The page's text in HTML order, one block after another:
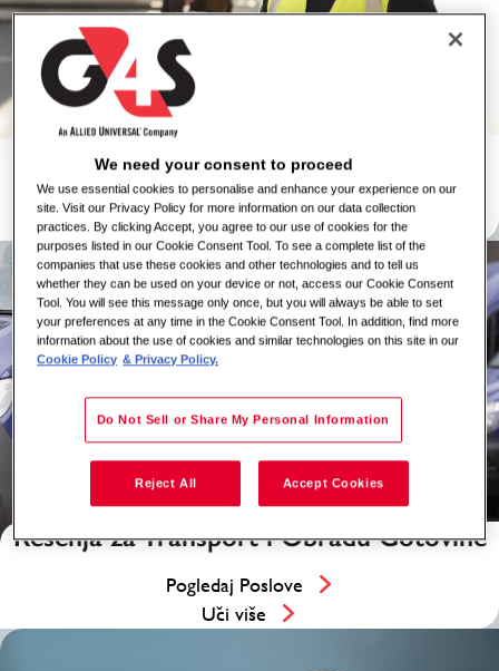
Bezbednosne Usluge
Pogledaj Poslove
Uči više
Rešenja za Transport i Obradu Gotovine
Pogledaj Poslove
Uči više
We need your consent to proceed
We use essential cookies to personalise and enhance your experience on our
site. Visit our Privacy Policy for more information on our data collection
practices. By clicking Accept, you agree to our use of cookies for the
purposes listed in our Cookie Consent Tool. To see a complete list of the
companies that use these cookies and other technologies and to tell us
whether they can be used on your device or not, access our Cookie Consent
Tool. You will see this message only once, but you will always be able to set
your preferences at any time in the Cookie Consent Tool. In addition, find more
information about the use of cookies and similar technologies on this site in our
Cookie Policy & Privacy Policy.
Do Not Sell or Share My Personal Information
Reject All Accept Cookies